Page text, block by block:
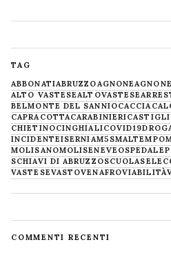
TAG
ABBONATIABRUZZOAGNONE
ALTO VASTESEALTOVASTESE
BELMONTE DEL SANNIOCACCIA
CAPRACOTTACARABINIERI
CHIETINOCINGHIALICOVID19
INCIDENTEISERNIAM5SMALTEMPO
MOLISANOMOLISENEVE OSPEDALE
SCHIAVI DI ABRUZZOSCUOLA
VASTESEVASTOVENAFROVIABILITÀ
COMMENTI RECENTI